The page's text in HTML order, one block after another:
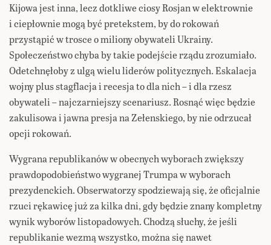
Kijowa jest inna, lecz dotkliwe ciosy Rosjan w elektrownie
i ciepłownie mogą być pretekstem, by do rokowań
przystąpić w trosce o miliony obywateli Ukrainy.
Społeczeństwo chyba by takie podejście rządu zrozumiało.
Odetchnęłoby z ulgą wielu liderów politycznych. Eskalacja
wojny plus stagflacja i recesja to dla nich – i dla rzesz
obywateli – najczarniejszy scenariusz. Rosnąć więc będzie
zakulisowa i jawna presja na Zełenskiego, by nie odrzucał
opcji rokowań.
Wygrana republikanów w obecnych wyborach zwiększy
prawdopodobieństwo wygranej Trumpa w wyborach
prezydenckich. Obserwatorzy spodziewają się, że oficjalnie
rzuci rękawicę już za kilka dni, gdy będzie znany kompletny
wynik wyborów listopadowych. Chodzą słuchy, że jeśli
republikanie wezmą wszystko, można się nawet